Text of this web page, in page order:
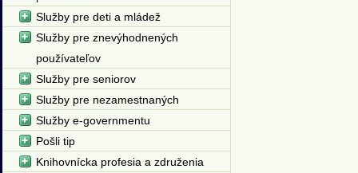
Služby pre deti a mládež
Služby pre znevýhodnených
používateľov
Služby pre seniorov
Služby pre nezamestnaných
Služby e-governmentu
Pošli tip
Knihovnícka profesia a združenia